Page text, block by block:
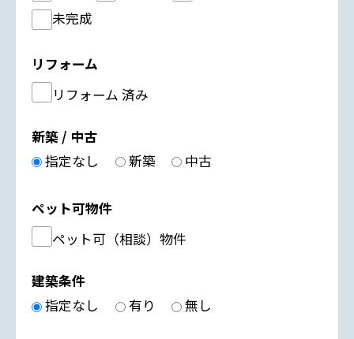
未完成
リフォーム
リフォーム 済み
新築 / 中古
指定なし
新築 中古
ペット可物件
ペット可（相談）物件
建築条件
指定なし
有り 無し